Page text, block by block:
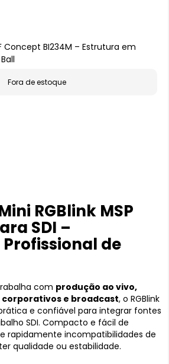
Concept BI234M – Estrutura em
Fora de estoque
RGBlink MSP
SDI –
de
com produção ao vivo,
e broadcast, o RGBlink
e confiável para integrar fontes
SDI. Compacto e fácil de
rapidamente incompatibilidades de
qualidade ou estabilidade.